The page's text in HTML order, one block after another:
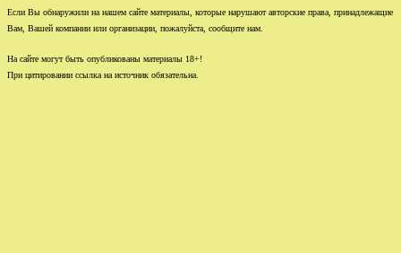
Если Вы обнаружили на нашем сайте материалы, которые нарушают авторские права, принадлежащие
Вам, Вашей компании или организации, пожалуйста, сообщите нам.
На сайте могут быть опубликованы материалы 18+!
При цитировании ссылка на источник обязательна.